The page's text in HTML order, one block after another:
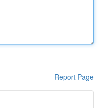
Report Page